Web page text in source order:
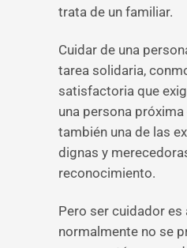
trata de un familiar.
Cuidar de una
tarea solidaria,
satisfactoria que
una persona
también una de las
dignas y
reconocimiento.
Pero ser cuidador es
normalmente no se